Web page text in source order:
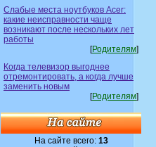
Слабые места ноутбуков Acer:
какие неисправности чаще
возникают после нескольких лет
работы
[Родителям]
Когда телевизор выгоднее
отремонтировать, а когда лучше
заменить новым
[Родителям]
На сайте всего: 13